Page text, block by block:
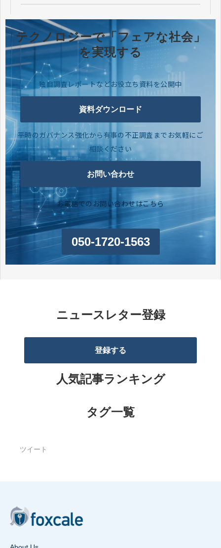
テクノロジーで「フェアな社会」
を実現する
独自調査レポートなどお役立ち資料を公開中
資料ダウンロード
平時のガバナンス強化から有事の不正調査までお気軽にご
相談ください
お問い合わせ
お電話でのお問い合わせはこちら
050-1720-1563
ニュースレター登録
登録する
人気記事ランキング
タグ一覧
ツイート